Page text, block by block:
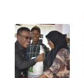
WN
GORONTALO